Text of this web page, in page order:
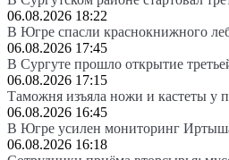
06.08.2026 18:22
В Югре спасли краснокнижного
06.08.2026 17:45
В Сургуте прошло открытие
06.08.2026 17:15
Таможня изъяла ножи и кастеты у
06.08.2026 16:45
В Югре усилен мониторинг
06.08.2026 16:18